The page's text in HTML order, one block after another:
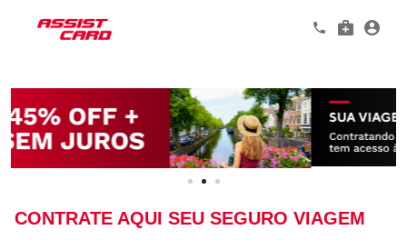
CONTRATE AQUI SEU SEGURO VIAGEM